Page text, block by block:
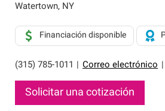
exclusiva y cumplen con
Solo ellos pueden ofrecer nuestra
sistemas de techos.
Watertown, NY
(315) 785-1011 Correo electrónico
Financiación disponible
Solicitar una cotización